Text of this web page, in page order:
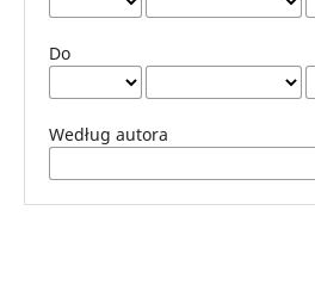
Do
Według autora